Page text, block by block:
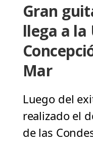
Gran
llega a la
Mar
Luego del
realizado el
de las